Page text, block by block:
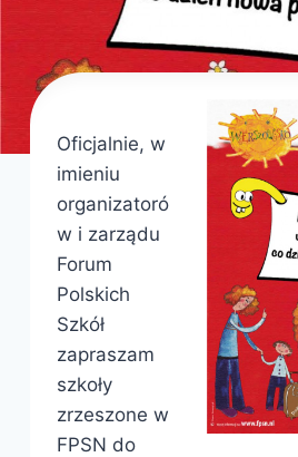
Oficjalnie, w
imieniu
organizatoró
w i zarządu
Forum
Polskich
Szkół
zapraszam
szkoły
zrzeszone w
FPSN do